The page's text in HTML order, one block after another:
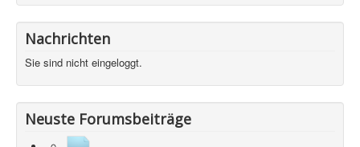
Nachrichten
Sie sind nicht eingeloggt.
Neuste Forumsbeiträge